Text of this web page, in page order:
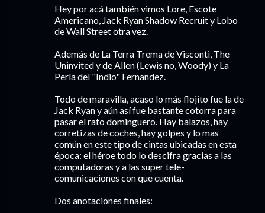
Hey por acá también vimos Lore, Escote
Americano, Jack Ryan Shadow Recruit y Lobo
de Wall Street otra vez.
Además de La Terra Trema de Visconti, The
Uninvited y de Allen (Lewis no, Woody) y La
Perla del "Indio" Fernandez.
Todo de maravilla, acaso lo más flojito fue la de
Jack Ryan y aún así fue bastante cotorra para
pasar el rato dominguero. Hay balazos, hay
corretizas de coches, hay golpes y lo mas
común en este tipo de cintas ubicadas en esta
época: el héroe todo lo descifra gracias a las
computadoras y a las super tele-
comunicaciones con que cuenta.
Dos anotaciones finales: